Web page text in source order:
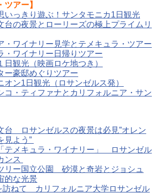
ツアー】
いっきり遊ぶ！サンタモニカ1日観光
台の夜景とローリーズの極上プライムリ
・ワイナリー見学とテメキュラ・ツアー
・ワイナリー日帰りツアー
日観光（映画ロケ地つき）
ー豪邸めぐりツアー
オン1日観光（ロサンゼルス発）
コ・ティファナとカリフォルニア・サン
台 ロサンゼルスの夜景は必見”オレン
見よう”
テメキュラ・ワイナリー」 ロサンゼル
ンス
リー国立公園 砂漠と奇岩とジョシュ
的な光景
訪ねて カリフォルニア大学ロサンゼル